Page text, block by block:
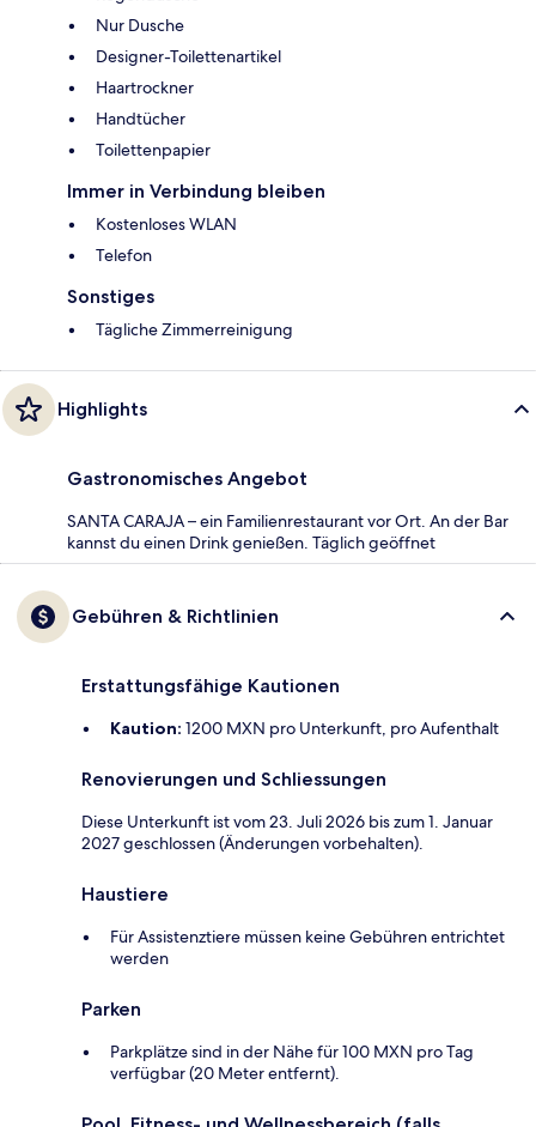
Nur Dusche
Designer-Toilettenartikel
Haartrockner
Handtücher
Toilettenpapier
Immer in Verbindung bleiben
Kostenloses WLAN
Telefon
Sonstiges
Tägliche Zimmerreinigung
Highlights
Gastronomisches Angebot
SANTA CARAJA – ein Familienrestaurant vor Ort. An der Bar
kannst du einen Drink genießen. Täglich geöffnet
Gebühren & Richtlinien
Erstattungsfähige Kautionen
Kaution: 1200 MXN pro Unterkunft, pro Aufenthalt
Renovierungen und Schliessungen
Diese Unterkunft ist vom 23. Juli 2026 bis zum 1. Januar
2027 geschlossen (Änderungen vorbehalten).
Haustiere
Für Assistenztiere müssen keine Gebühren entrichtet
werden
Parken
Parkplätze sind in der Nähe für 100 MXN pro Tag
verfügbar (20 Meter entfernt).